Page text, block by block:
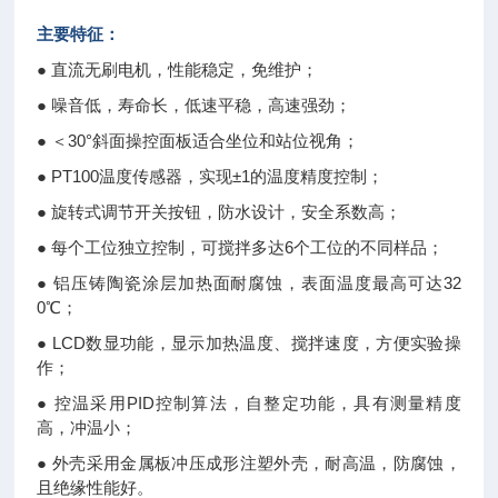
主要特征：
● 直流无刷电机，性能稳定，免维护；
● 噪音低，寿命长，低速平稳，高速强劲；
● ＜30°斜面操控面板适合坐位和站位视角；
● PT100温度传感器，实现±1的温度精度控制；
● 旋转式调节开关按钮，防水设计，安全系数高；
● 每个工位独立控制，可搅拌多达6个工位的不同样品；
● 铝压铸陶瓷涂层加热面耐腐蚀，表面温度最高可达32
0℃；
● LCD数显功能，显示加热温度、搅拌速度，方便实验操
作；
● 控温采用PID控制算法，自整定功能，具有测量精度
高，冲温小；
● 外壳采用金属板冲压成形注塑外壳，耐高温，防腐蚀，
且绝缘性能好。